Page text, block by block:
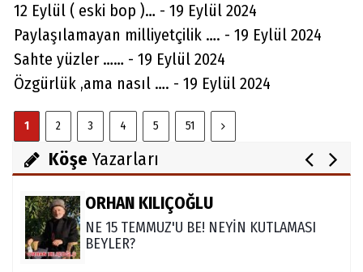
12 Eylül ( eski bop )… - 19 Eylül 2024
Paylaşılamayan milliyetçilik …. - 19 Eylül 2024
Sahte yüzler …… - 19 Eylül 2024
Özgürlük ,ama nasıl …. - 19 Eylül 2024
1 2 3 4 5 51
Köşe Yazarları
Av. Cemil Can
FARELERİ DİNLEMEYİN!..
Abdullah Gözaydın
ALLAH cc. MUCİZE YARATMAZ.
ORHAN KILIÇOĞLU
NE 15 TEMMUZ'U BE! NEYİN KUTLAMASI
BEYLER?